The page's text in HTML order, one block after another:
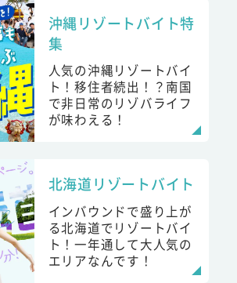
沖縄リゾートバイト特
集
人気の沖縄リゾートバイ
ト！移住者続出！？南国
で非日常のリゾバライフ
が味わえる！
北海道リゾートバイト
インバウンドで盛り上が
る北海道でリゾートバイ
ト！一年通して大人気の
エリアなんです！